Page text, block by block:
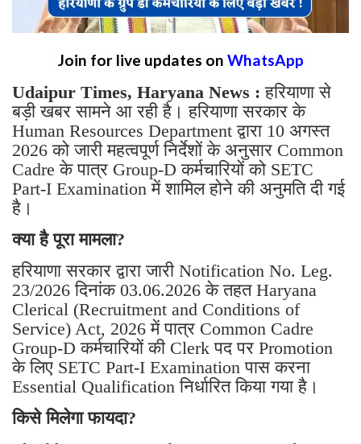
Join for live updates on WhatsApp
Udaipur Times, Haryana News :हरियाणा से
बड़ी खबर सामने आ रही है। हरियाणा सरकार के
Human Resources Department द्वारा 10 अगस्त
2026 को जारी महत्वपूर्ण निर्देशों के अनुसार Common
Cadre के पात्र Group-D कर्मचारियों को SETC
Part-I Examination में शामिल होने की अनुमति दी गई
है।
क्या है पूरा मामला?
हरियाणा सरकार द्वारा जारी Notification No. Leg.
23/2026 दिनांक 03.06.2026 के तहत Haryana
Clerical (Recruitment and Conditions of
Service) Act, 2026 में पात्र Common Cadre
Group-D कर्मचारियों की Clerk पद पर Promotion
के लिए SETC Part-I Examination पास करना
Essential Qualification निर्धारित किया गया है।
किसे मिलेगा फायदा?